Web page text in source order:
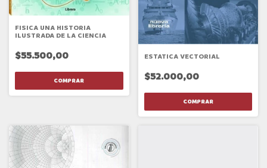
FISICA UNA HISTORIA
ILUSTRADA DE LA CIENCIA
$55.500,00 ESTATICA VECTORIAL
$52.000,00